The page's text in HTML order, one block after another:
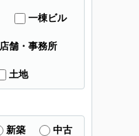
一棟ビル
店舗・事務所
土地
新築 中古